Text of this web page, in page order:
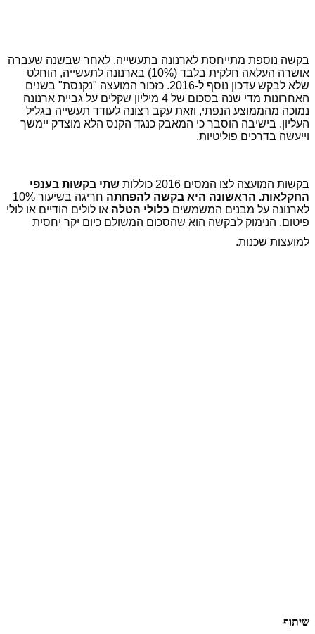
בקשה נוספת מתייחסת לארנונה בתעשייה. לאחר שבשנה שעברה
אושרה העלאה חלקית בלבד (10%) בארנונה לתעשייה, הוחלט
שלא לבקש עדכון נוסף ל-2016. כזכור המועצה "נקנסת" בשנים
האחרונות מדי שנה בסכום של 4 מיליון שקלים על גביית ארנונה
נמוכה מהממוצע הנפתי, וזאת עקב רצונה לעודד תעשייה בגליל
העליון. בישיבה הוסבר כי המאבק כנגד הקנס הלא מוצדק יימשך
וייעשה בדרכים פוליטיות.
בקשות המועצה לצו המסים 2016 כוללות
שתי בקשות בענפי
החקלאות. הראשונה היא בקשה להפחתה
חריגה בשיעור 10%
לארנונה על מבנים המשמשים כלולי הטלה או לולים הודיים או לולי
פיטום. הנימוק לבקשה הוא שהסכום המשולם כיום יקר יחסית
למועצות שכנות.
שיתוף